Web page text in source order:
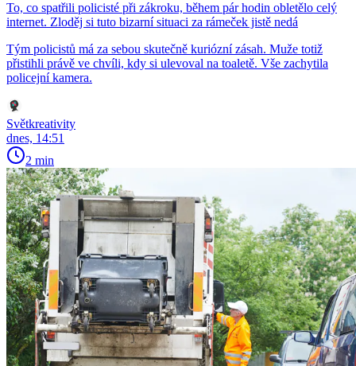
To, co spatřili policisté při zákroku, během pár hodin obletělo celý
internet. Zloděj si tuto bizarní situaci za rámeček jistě nedá
Tým policistů má za sebou skutečně kuriózní zásah. Muže totiž
přistihli právě ve chvíli, kdy si ulevoval na toaletě. Vše zachytila
policejní kamera.
Světkreativity
dnes, 14:51
2 min